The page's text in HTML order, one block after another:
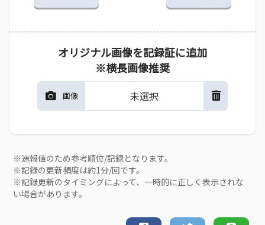
オリジナル画像を記録証に追加
※横長画像推奨
画像 未選択
※速報値のため参考順位/記録となります。
※記録の更新頻度は約1分/回です。
※記録更新のタイミングによって、一時的に正しく表示されな
い場合があります。